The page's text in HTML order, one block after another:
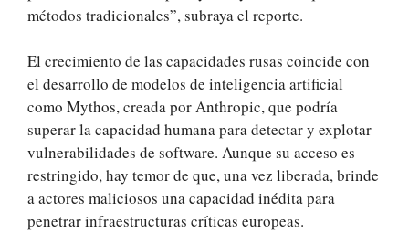
métodos tradicionales”, subraya el reporte.
El crecimiento de las capacidades rusas coincide con
el desarrollo de modelos de inteligencia artificial
como Mythos, creada por Anthropic, que podría
superar la capacidad humana para detectar y explotar
vulnerabilidades de software. Aunque su acceso es
restringido, hay temor de que, una vez liberada, brinde
a actores maliciosos una capacidad inédita para
penetrar infraestructuras críticas europeas.